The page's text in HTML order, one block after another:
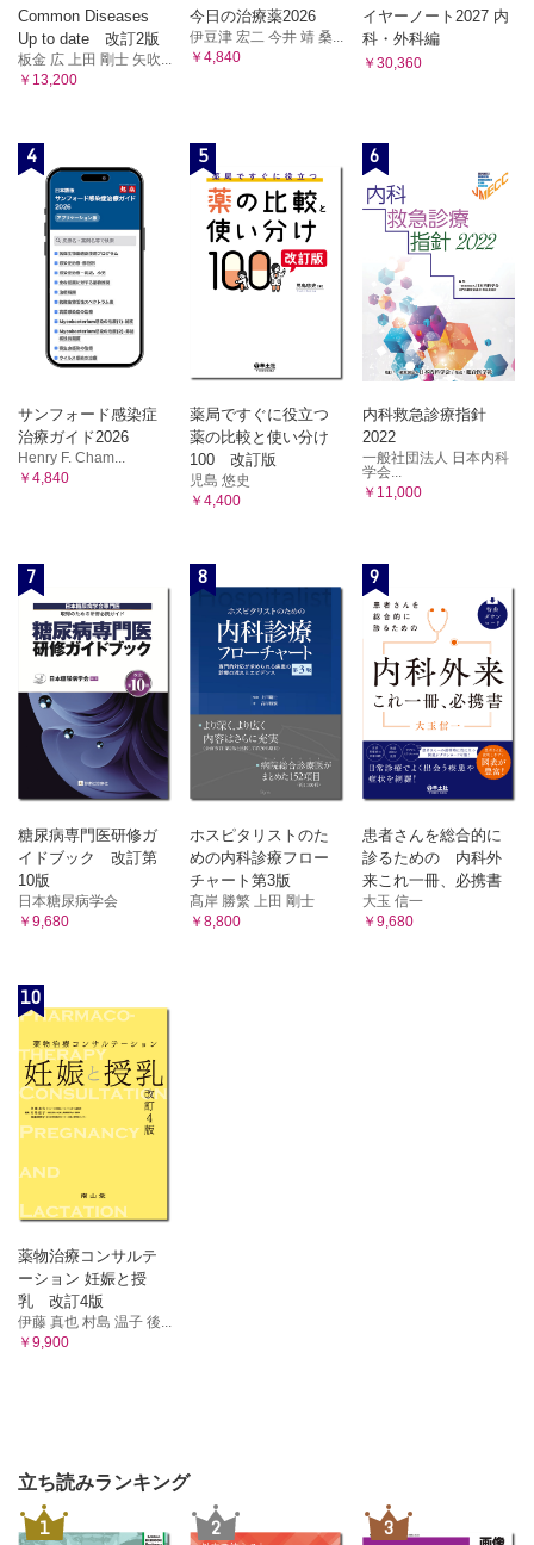
Common Diseases
Up to date 改訂2版
板金 広 上田 剛士 矢吹...
￥13,200
今日の治療薬2026
伊豆津 宏二 今井 靖 桑...
￥4,840
イヤーノート2027 内
科・外科編
￥30,360
4
サンフォード感染症
治療ガイド2026
Henry F. Cham...
￥4,840
5
薬局ですぐに役立つ
薬の比較と使い分け
100 改訂版
児島 悠史
￥4,400
6
内科救急診療指針
2022
一般社団法人 日本内科
学会...
￥11,000
7
糖尿病専門医研修ガ
イドブック 改訂第
10版
日本糖尿病学会
￥9,680
8
ホスピタリストのた
めの内科診療フロー
チャート第3版
髙岸 勝繁 上田 剛士
￥8,800
9
患者さんを総合的に
診るための 内科外
来これ一冊、必携書
大玉 信一
￥9,680
10
薬物治療コンサルテ
ーション 妊娠と授
乳 改訂4版
伊藤 真也 村島 温子 後...
￥9,900
立ち読みランキング
1 2 3